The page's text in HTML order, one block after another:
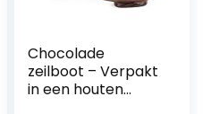
Chocolade
zeilboot – Verpakt
in een houten